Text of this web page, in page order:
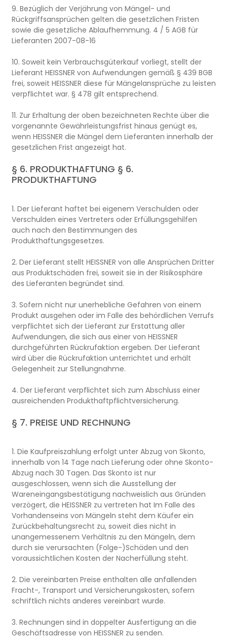
9. Bezüglich der Verjährung von Mängel- und
Rückgriffsansprüchen gelten die gesetzlichen Fristen
sowie die gesetzliche Ablaufhemmung. 4 / 5 AGB für
Lieferanten 2007-08-16
10. Soweit kein Verbrauchsgüterkauf vorliegt, stellt der
Lieferant HEISSNER von Aufwendungen gemäß § 439 BGB
frei, soweit HEISSNER diese für Mängelansprüche zu leisten
verpflichtet war. § 478 gilt entsprechend.
11. Zur Erhaltung der oben bezeichneten Rechte über die
vorgenannte Gewährleistungsfrist hinaus genügt es,
wenn HEISSNER die Mängel dem Lieferanten innerhalb der
gesetzlichen Frist angezeigt hat.
§ 6. PRODUKTHAFTUNG § 6.
PRODUKTHAFTUNG
1. Der Lieferant haftet bei eigenem Verschulden oder
Verschulden eines Vertreters oder Erfüllungsgehilfen
auch nach den Bestimmungen des
Produkthaftungsgesetzes.
2. Der Lieferant stellt HEISSNER von alle Ansprüchen Dritter
aus Produktschäden frei, soweit sie in der Risikosphäre
des Lieferanten begründet sind.
3. Sofern nicht nur unerhebliche Gefahren von einem
Produkt ausgehen oder im Falle des behördlichen Verrufs
verpflichtet sich der Lieferant zur Erstattung aller
Aufwendungen, die sich aus einer von HEISSNER
durchgeführten Rückrufaktion ergeben. Der Lieferant
wird über die Rückrufaktion unterrichtet und erhält
Gelegenheit zur Stellungnahme.
4. Der Lieferant verpflichtet sich zum Abschluss einer
ausreichenden Produkthaftpflichtversicherung.
§ 7. PREISE UND RECHNUNG
1. Die Kaufpreiszahlung erfolgt unter Abzug von Skonto,
innerhalb von 14 Tage nach Lieferung oder ohne Skonto-
Abzug nach 30 Tagen. Das Skonto ist nur
ausgeschlossen, wenn sich die Ausstellung der
Wareneingangsbestätigung nachweislich aus Gründen
verzögert, die HEISSNER zu vertreten hat Im Falle des
Vorhandenseins von Mängeln steht dem Käufer ein
Zurückbehaltungsrecht zu, soweit dies nicht in
unangemessenem Verhältnis zu den Mängeln, dem
durch sie verursachten (Folge-)Schäden und den
voraussichtlichen Kosten der Nacherfüllung steht.
2. Die vereinbarten Preise enthalten alle anfallenden
Fracht-, Transport und Versicherungskosten, sofern
schriftlich nichts anderes vereinbart wurde.
3. Rechnungen sind in doppelter Ausfertigung an die
Geschäftsadresse von HEISSNER zu senden.